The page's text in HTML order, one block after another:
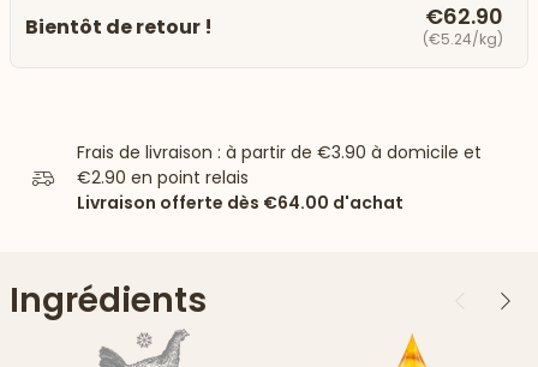
Bientôt de retour ! €62.90
(€5.24/kg)
Frais de livraison : à partir de €3.90 à domicile et
€2.90 en point relais
Livraison offerte dès €64.00 d'achat
Ingrédients Précédent